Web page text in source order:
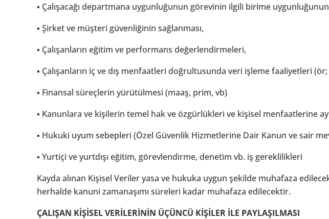
▪ Çalışacağı departmana uygunluğunun görevinin ilgili birime
▪ Şirket ve müşteri güvenliğinin sağlanması,
▪ Çalışanların eğitim ve performans değerlendirmeleri,
▪ Çalışanların iç ve dış menfaatleri doğrultusunda veri işleme faaliyetleri
▪ Finansal süreçlerin yürütülmesi (maaş, prim, vb)
▪ Kanunlara ve kişilerin temel hak ve özgürlükleri ve kişisel menfaatlerine
▪ Hukuki uyum sebepleri (Özel Güvenlik Hizmetlerine Dair Kanun ve sair
▪ Yurtiçi ve yurtdışı eğitim, görevlendirme, denetim vb. iş gereklilikleri
Kayda alınan Kişisel Veriler yasa ve hukuka uygun şekilde muhafaza
herhalde kanuni zamanaşımı süreleri kadar muhafaza edilecektir.
ÇALIŞAN KİŞİSEL VERİLERİNİN ÜÇÜNCÜ KİŞİLER İLE PAYLAŞILMASI